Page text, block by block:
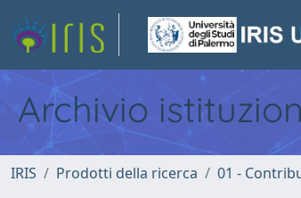
Archivio
IRIS Prodotti della ricerca 01 -